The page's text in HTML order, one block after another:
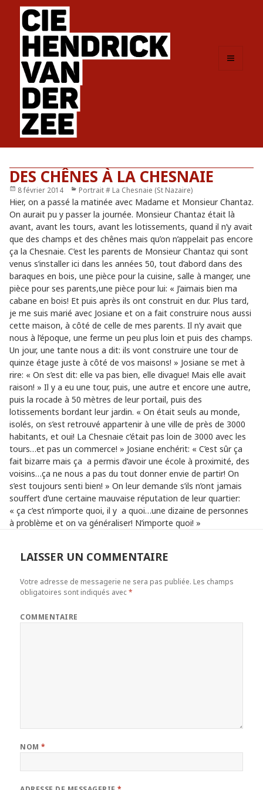
DES CHÊNES À LA CHESNAIE
Publié
le
8 février 2014 Catégories
Portrait # La Chesnaie (St Nazaire)
Hier, on a passé la matinée avec Madame et Monsieur Chantaz.
On aurait pu y passer la journée. Monsieur Chantaz était là
avant, avant les tours, avant les lotissements, quand il n’y avait
que des champs et des chênes mais qu’on n’appelait pas encore
ça la Chesnaie. C’est les parents de Monsieur Chantaz qui sont
venus s’installer ici dans les années 50, tout d’abord dans des
baraques en bois, une pièce pour la cuisine, salle à manger, une
pièce pour ses parents,une pièce pour lui: « J’aimais bien ma
cabane en bois! Et puis après ils ont construit en dur. Plus tard,
je me suis marié avec Josiane et on a fait construire nous aussi
cette maison, à côté de celle de mes parents. Il n’y avait que
nous à l’époque, une ferme un peu plus loin et puis des champs.
Un jour, une tante nous a dit: ils vont construire une tour de
quinze étage juste à côté de vos maisons! » Josiane se met à
rire: « On s’est dit: elle va pas bien, elle divague! Mais elle avait
raison! » Il y a eu une tour, puis, une autre et encore une autre,
puis la rocade à 50 mètres de leur portail, puis des
lotissements bordant leur jardin. « On était seuls au monde,
isolés, on s’est retrouvé appartenir à une ville de près de 3000
habitants, et oui! La Chesnaie c’était pas loin de 3000 avec les
tours…et pas un commerce! » Josiane enchérit: « C’est sûr ça
fait bizarre mais ça a permis d’avoir une école à proximité, des
voisins…ça ne nous a pas du tout donner envie de partir! On
s’est toujours senti bien! » On leur demande s’ils n’ont jamais
souffert d’une certaine mauvaise réputation de leur quartier:
« ça c’est n’importe quoi, il y a quoi…une dizaine de personnes
à problème et on va généraliser! N’importe quoi! »
LAISSER UN COMMENTAIRE
Votre adresse de messagerie ne sera pas publiée. Les champs
obligatoires sont indiqués avec*
COMMENTAIRE
NOM*